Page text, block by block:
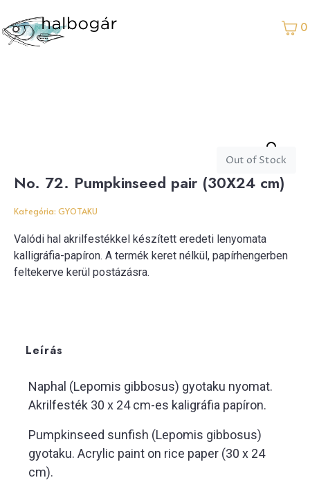
0
Out of Stock
No. 72. Pumpkinseed pair (30X24 cm)
Kategória: GYOTAKU
Valódi hal akrilfestékkel készített eredeti lenyomata
kalligráfia-papíron. A termék keret nélkül, papírhengerben
feltekerve kerül postázásra.
Leírás
Naphal (Lepomis gibbosus) gyotaku nyomat.
Akrilfesték 30 x 24 cm-es kaligráfia papíron.
Pumpkinseed sunfish (Lepomis gibbosus)
gyotaku. Acrylic paint on rice paper (30 x 24
cm).